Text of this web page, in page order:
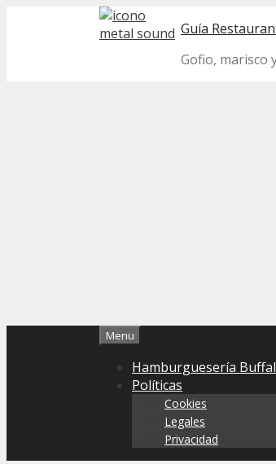
Guía
Gofio, marisco
Menu
Hamburguesería
Políticas
Cookies
Legales
Privacidad